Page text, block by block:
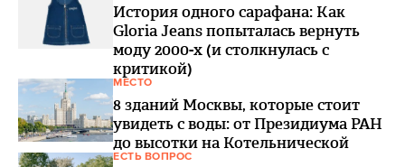
История одного сарафана: Как
Gloria Jeans попыталась вернуть
моду 2000-х (и столкнулась с
критикой)
МЕСТО
8 зданий Москвы, которые стоит
увидеть с воды: от Президиума РАН
до высотки на Котельнической
ЕСТЬ ВОПРОС